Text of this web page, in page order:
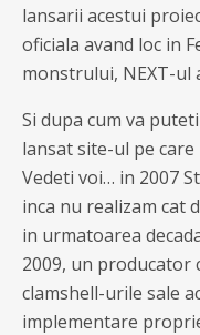
lansarii acestui
oficiala avand loc in
monstrului, NEXT-ul
Si dupa cum va
lansat site-ul pe
Vedeti voi… in 2007
inca nu realizam cat
in urmatoarea
2009, un producator
clamshell-urile sale
implementare